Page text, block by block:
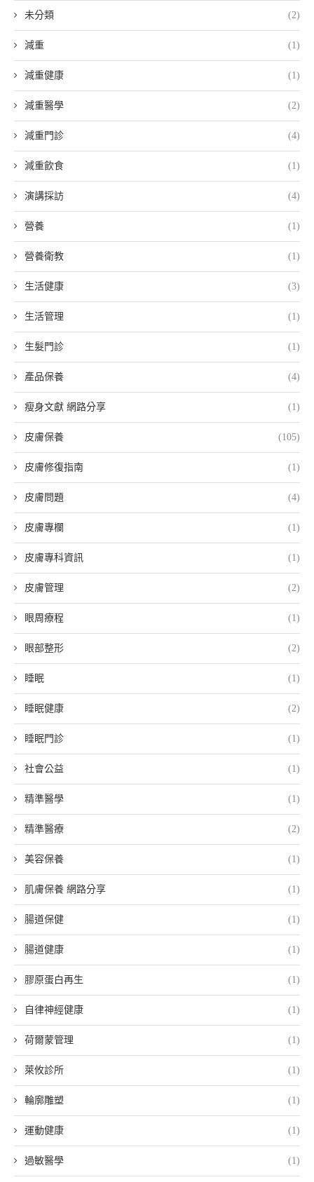
未分類 (2)
減重 (1)
減重健康 (1)
減重醫學 (2)
減重門診 (4)
減重飲食 (1)
演講採訪 (4)
營養 (1)
營養衛教 (1)
生活健康 (3)
生活管理 (1)
生髮門診 (1)
產品保養 (4)
瘦身文獻 網路分享 (1)
皮膚保養 (105)
皮膚修復指南 (1)
皮膚問題 (4)
皮膚專欄 (1)
皮膚專科資訊 (1)
皮膚管理 (2)
眼周療程 (1)
眼部整形 (2)
睡眠 (1)
睡眠健康 (2)
睡眠門診 (1)
社會公益 (1)
精準醫學 (1)
精準醫療 (2)
美容保養 (1)
肌膚保養 網路分享 (1)
腸道保健 (1)
腸道健康 (1)
膠原蛋白再生 (1)
自律神經健康 (1)
荷爾蒙管理 (1)
萊攸診所 (1)
輪廓雕塑 (1)
運動健康 (1)
過敏醫學 (1)